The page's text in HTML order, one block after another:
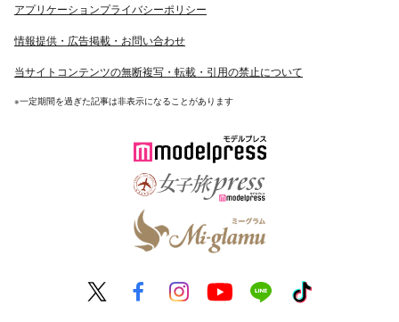
アプリケーションプライバシーポリシー
情報提供・広告掲載・お問い合わせ
当サイトコンテンツの無断複写・転載・引用の禁止について
※一定期間を過ぎた記事は非表示になることがあります